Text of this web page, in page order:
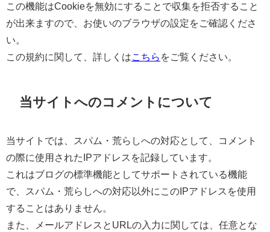
この機能はCookieを無効にすることで収集を拒否すること
が出来ますので、お使いのブラウザの設定をご確認くださ
い。
この規約に関して、詳しくは こちら をご覧ください。
当サイトへのコメントについて
当サイトでは、スパム・荒らしへの対応として、コメント
の際に使用されたIPアドレスを記録しています。
これはブログの標準機能としてサポートされている機能
で、スパム・荒らしへの対応以外にこのIPアドレスを使用
することはありません。
また、メールアドレスとURLの入力に関しては、任意とな